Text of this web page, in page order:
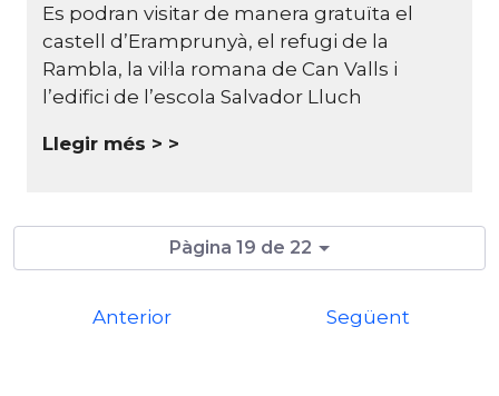
Es podran visitar de manera gratuïta el
castell d’Eramprunyà, el refugi de la
Rambla, la vil·la romana de Can Valls i
l’edifici de l’escola Salvador Lluch
Llegir més >
Pàgina 19 de 22
Anterior Següent